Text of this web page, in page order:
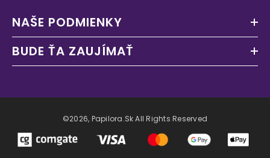
NAŠE PODMIENKY
BUDE ŤA ZAUJÍMAŤ
©2026, Papilora.sk All Rights Reserved